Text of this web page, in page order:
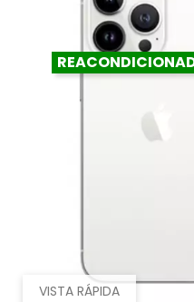
VISTA RÁPIDA